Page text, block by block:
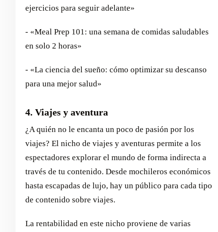
ejercicios para seguir adelante»
- «Meal Prep 101: una semana de comidas saludables
en solo 2 horas»
- «La ciencia del sueño: cómo optimizar su descanso
para una mejor salud»
4. Viajes y aventura
¿A quién no le encanta un poco de pasión por los
viajes? El nicho de viajes y aventuras permite a los
espectadores explorar el mundo de forma indirecta a
través de tu contenido. Desde mochileros económicos
hasta escapadas de lujo, hay un público para cada tipo
de contenido sobre viajes.
La rentabilidad en este nicho proviene de varias